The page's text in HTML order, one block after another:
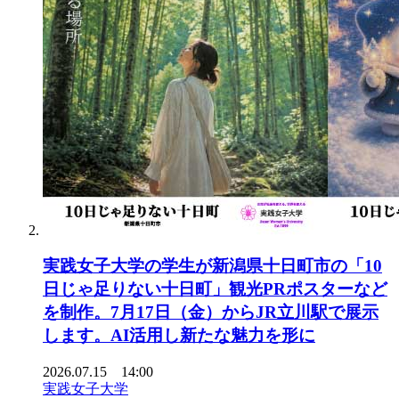
実践女子大学の学生が新潟県十日町市の「10
日じゃ足りない十日町」観光PRポスターなど
を制作。7月17日（金）からJR立川駅で展示
します。AI活用し新たな魅力を形に
2026.07.15 14:00
実践女子大学